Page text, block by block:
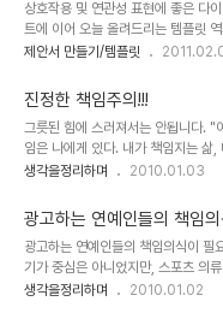
필한- 서로 다른 내용이면서도 어딘
리랑에 대한 느낌이랄까요? 뚜렷하
습니다. ▲ 김산(본명: 장지락)과 님웨
니다. 하지만 근거나 자료로써는 몰라
상호작용 및 연관성 표현에 좋은 다
트에 이어 오늘 올려드리는 템플릿
춘 형태입니다. 각각의 도형 속성 -전
후 제가 이 다이어그램을 활용하여
로 완성한 모습의 템플릿을 다시 공
플릿을 통해 더 새롭고 멋진 다이어
으로 다시 다른 분들과 공유를 하실
생각인데요, 세상이 어지럽고 힘든
고 그것이 반복적으로 파생되면서 연
제안서 만들기/템플릿
진정한 책임주의!!!
그릇된 힘에 스러져서는 안됩니다. "
임은 나에게 있다. 내가 책임지는 삶
소이다!" 틀린말은 아니지만, 한번쯤
처: 파우 님의 블로그 이말은 다시 돌
노력에서 기인한 것이 된다는 것을
또한 사회 전반에... 그리고 그 무의
를 옭아매고 있습니다. 철저한 계급
시대, 그리고 독재를 거치며 모든 조
생각을정리하며 2010.01.03
광고하는 연예인들의 책임
광고하는 연예인들의 책임의식이 필
기가 중심은 아니었지만, 스포츠 의
는 내용의 포스팅을 하면서 바람직한
생각을정리하며 2010.01.02